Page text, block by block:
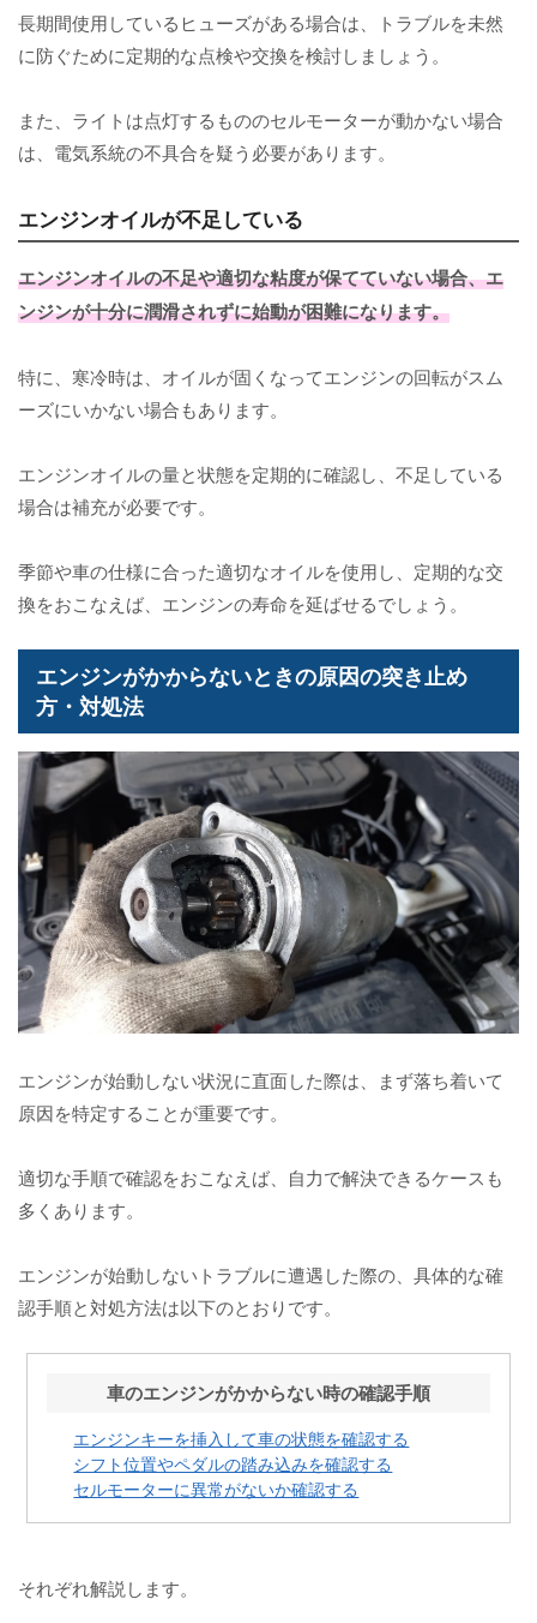
長期間使用しているヒューズがある場合は、トラブルを未然
に防ぐために定期的な点検や交換を検討しましょう。
また、ライトは点灯するもののセルモーターが動かない場合
は、電気系統の不具合を疑う必要があります。
エンジンオイルが不足している
エンジンオイルの不足や適切な粘度が保てていない場合、エ
ンジンが十分に潤滑されずに始動が困難になります。
特に、寒冷時は、オイルが固くなってエンジンの回転がスム
ーズにいかない場合もあります。
エンジンオイルの量と状態を定期的に確認し、不足している
場合は補充が必要です。
季節や車の仕様に合った適切なオイルを使用し、定期的な交
換をおこなえば、エンジンの寿命を延ばせるでしょう。
エンジンがかからないときの原因の突き止め
方・対処法
エンジンが始動しない状況に直面した際は、まず落ち着いて
原因を特定することが重要です。
適切な手順で確認をおこなえば、自力で解決できるケースも
多くあります。
エンジンが始動しないトラブルに遭遇した際の、具体的な確
認手順と対処方法は以下のとおりです。
車のエンジンがかからない時の確認手順
エンジンキーを挿入して車の状態を確認する
シフト位置やペダルの踏み込みを確認する
セルモーターに異常がないか確認する
それぞれ解説します。